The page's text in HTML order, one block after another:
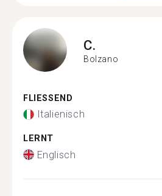
C.
Bolzano
FLIESSEND
Italienisch
LERNT
Englisch